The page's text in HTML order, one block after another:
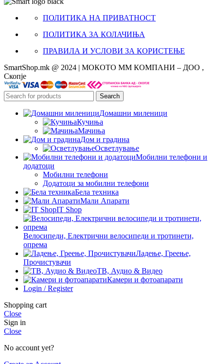
ПОЛИТИКА НА ПРИВАТНОСТ
ПОЛИТИКА ЗА КОЛАЧИЊА
ПРАВИЛА И УСЛОВИ ЗА КОРИСТЕЊЕ
SmartShop.mk @ 2024 | МОКОТО ММ КОМПАНИ – ДОО ,
Скопје
Search
Домашни миленици
Кучиња
Мачиња
Дом и градина
Осветлување
Мобилни телефони и
додатоци
Мобилни телефони
Додатоци за мобилни телефони
Бела техника
Мали Апарати
IT Shop
Велосипеди, Електрични велосипеди и тротинети,
опрема
Ладење, Греење,
Прочистувачи
ТВ, Аудио & Видео
Камери и фотоапарати
Login / Register
Shopping cart
Close
Sign in
Close
No account yet?